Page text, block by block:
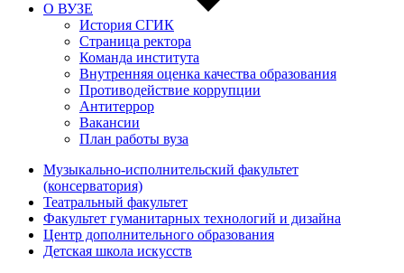
О ВУЗЕ
История СГИК
Страница ректора
Команда института
Внутренняя оценка качества образования
Противодействие коррупции
Антитеррор
Вакансии
План работы вуза
Музыкально-исполнительский факультет
(консерватория)
Театральный факультет
Факультет гуманитарных технологий и дизайна
Центр дополнительного образования
Детская школа искусств